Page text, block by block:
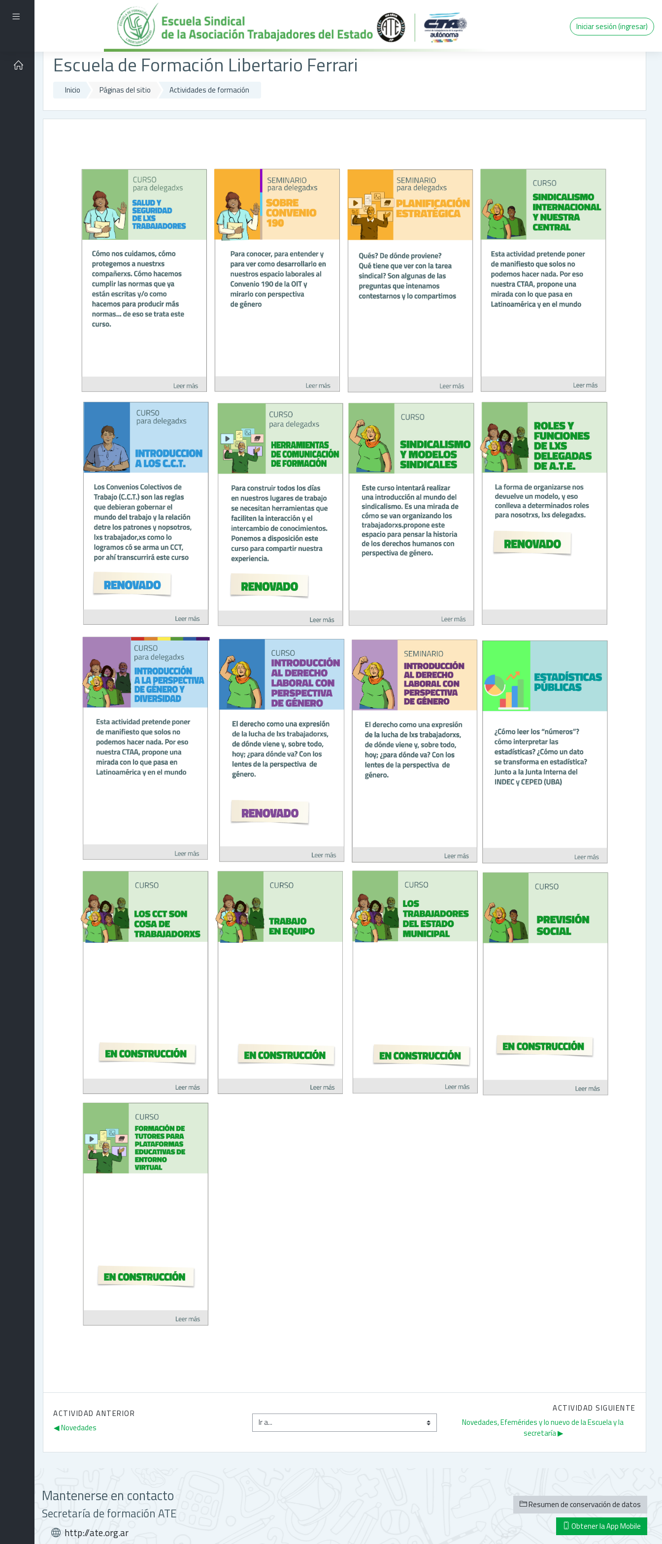
Pánel lateral
Iniciar sesión (ingresar)
Escuela de Formación Libertario Ferrari
Inicio Páginas del sitio Actividades de formación
ACTIVIDAD ANTERIOR
◀︎ Novedades
Ir a...
ACTIVIDAD SIGUIENTE
Novedades, Efemérides y lo nuevo de la Escuela y la
secretaría ▶︎
Mantenerse en contacto
Secretaría de formación ATE
http://ate.org.ar
Resumen de conservación de datos
Obtener la App Mobile